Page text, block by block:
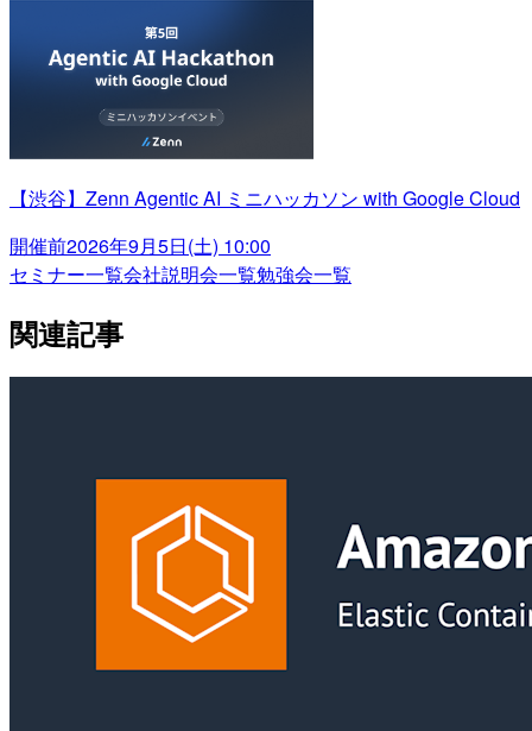
【渋谷】Zenn Agentic AI ミニハッカソン with Google Cloud
開催前2026年9月5日(土) 10:00
セミナー一覧会社説明会一覧勉強会一覧
関連記事